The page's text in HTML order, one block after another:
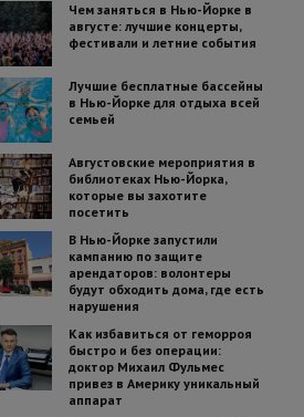
Чем заняться в Нью-Йорке в
августе: лучшие концерты,
фестивали и летние события
Лучшие бесплатные бассейны
в Нью-Йорке для отдыха всей
семьей
Августовские мероприятия в
библиотеках Нью-Йорка,
которые вы захотите
посетить
В Нью-Йорке запустили
кампанию по защите
арендаторов: волонтеры
будут обходить дома, где есть
нарушения
Как избавиться от геморроя
быстро и без операции:
доктор Михаил Фульмес
привез в Америку уникальный
аппарат